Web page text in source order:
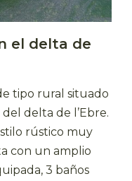
el delta de
tipo rural situado
delta de l’Ebre.
rústico muy
con un amplio
3 baños